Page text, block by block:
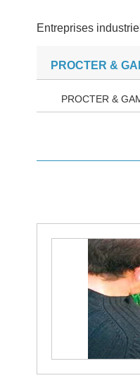
Entreprises
PROCTER &
PROCTER &